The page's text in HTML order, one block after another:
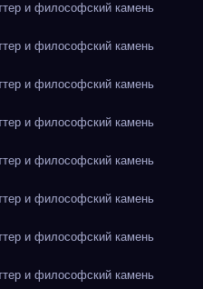
и философский камень
и философский камень
и философский камень
и философский камень
и философский камень
и философский камень
и философский камень
и философский камень